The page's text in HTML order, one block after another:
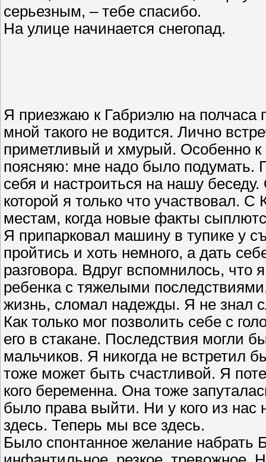
серьезным, – тебе спасибо.
На улице начинается снегопад.
Я приезжаю к Габриэлю на
мной такого не водится. Лично
приметливый и хмурый. Особенно к
поясняю: мне надо было подумать.
себя и настроиться на нашу
которой я только что участвовал. С
местам, когда новые факты
Я припарковал машину в тупике у
пройтись и хоть немного, а дать
разговора. Вдруг вспомнилось, что
ребенка с тяжелыми
жизнь, сломал надежды. Я не знал
Как только мог позволить себе с
его в стакане. Последствия могли
мальчиков. Я никогда не встретил
тоже может быть счастливой. Я
кого беременна. Она тоже
было права выйти. Ни у кого из
здесь. Теперь мы все здесь.
Было спонтанное желание набрать